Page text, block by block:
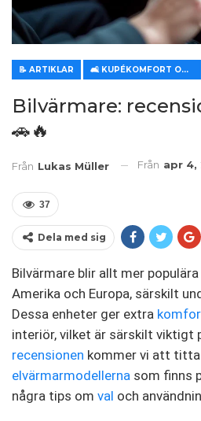
📝 ARTIKLAR 🛋️ KUPÉKOMFORT OCH KLIMATKONTROLL
Bilvärmare:
🚗🔥
Från Lukas Müller Från apr 4,
37
Dela med sig
Bilvärmare blir allt mer
Amerika och Europa, särskilt
Dessa enheter ger extra
interiör, vilket är särskilt viktigt
recensionen kommer vi att titta
elvärmarmodellerna som finns
några tips om val och